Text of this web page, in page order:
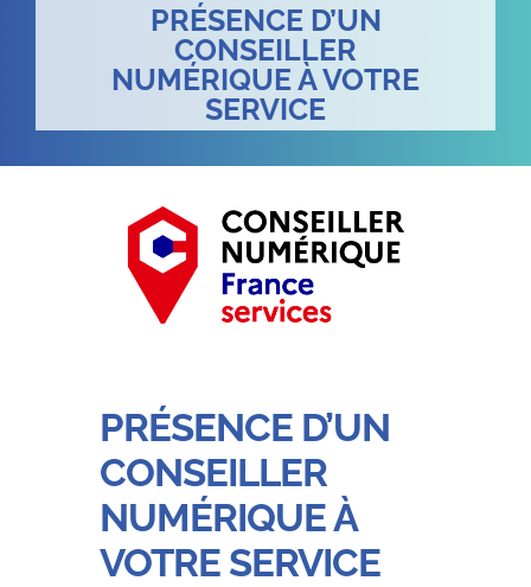
PRÉSENCE D’UN
CONSEILLER
NUMÉRIQUE À VOTRE
SERVICE
PRÉSENCE D’UN
CONSEILLER
NUMÉRIQUE À
VOTRE SERVICE